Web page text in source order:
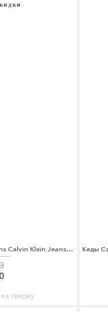
Лонгслив Calvin Klein Jeans Calvin Klein Jeans CA939EWZJS93
скидку